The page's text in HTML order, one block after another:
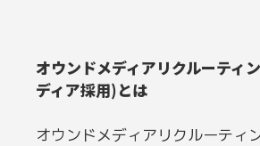
オウンドメディアリクルーティ
ディア採用)とは
オウンドメディアリクルーティ